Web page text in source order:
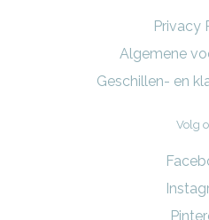
Privacy
Algemene
Geschillen- en
Volg